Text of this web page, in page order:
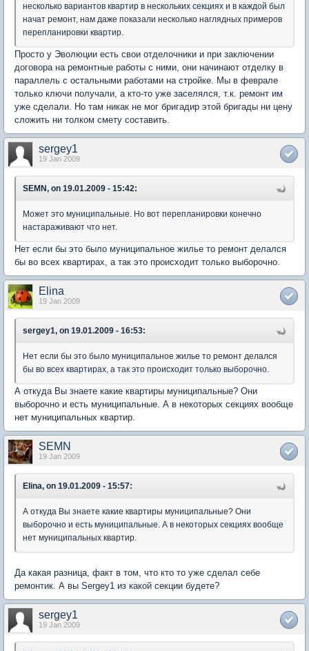
несколько вариантов квартир в нескольких секциях и в каждой был
начат ремонт, нам даже показали несколько наглядных примеров
перепланировки квартир.
Просто у Эволюции есть свои отделочники и при заключении
договора на ремонтные работы с ними, они начинают отделку в
параллель с остальными работами на стройке. Мы в феврале
только ключи получали, а кто-то уже заселялся, т.к. ремонт им
уже сделали. Но там никак не мог бригадир этой бригады ни цену
сложить ни толком смету составить.
sergey1
19 Jan 2009
SEMN, on 19.01.2009 - 15:42:
Может это муниципальные. Но вот перепланировки конечно
настараживают что нет.
Нет если бы это было муниципальное жилье то ремонт делался
бы во всех квартирах, а так это происходит только выборочно.
Elina
19 Jan 2009
sergey1, on 19.01.2009 - 16:53:
Нет если бы это было муниципальное жилье то ремонт делался
бы во всех квартирах, а так это происходит только выборочно.
А откуда Вы знаете какие квартиры муниципальные? Они
выборочно и есть муниципальные. А в некоторых секциях вообще
нет муниципальных квартир.
SEMN
19 Jan 2009
Elina, on 19.01.2009 - 15:57:
А откуда Вы знаете какие квартиры муниципальные? Они
выборочно и есть муниципальные. А в некоторых секциях вообще
нет муниципальных квартир.
Да какая разница, факт в том, что кто то уже сделал себе
ремонтик. А вы Sergey1 из какой секции будете?
sergey1
19 Jan 2009